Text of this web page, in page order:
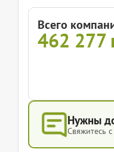
Всего
462 277
Нужны
Свяжитесь